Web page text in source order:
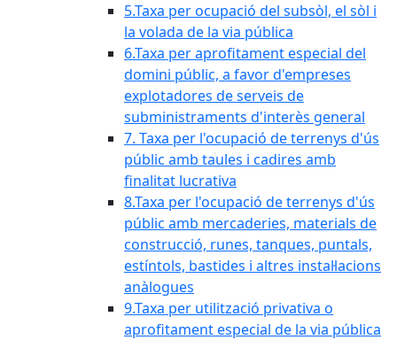
5.Taxa per ocupació del subsòl, el sòl i
la volada de la via pública
6.Taxa per aprofitament especial del
domini públic, a favor d'empreses
explotadores de serveis de
subministraments d'interès general
7. Taxa per l'ocupació de terrenys d'ús
públic amb taules i cadires amb
finalitat lucrativa
8.Taxa per l'ocupació de terrenys d'ús
públic amb mercaderies, materials de
construcció, runes, tanques, puntals,
estíntols, bastides i altres instal·lacions
anàlogues
9.Taxa per utilització privativa o
aprofitament especial de la via pública